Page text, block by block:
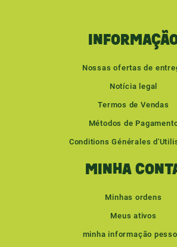
Nossas ofertas de
Notícia legal
Termos de Vendas
Métodos de
Conditions Générales
MINHA
Minhas ordens
Meus ativos
minha informação